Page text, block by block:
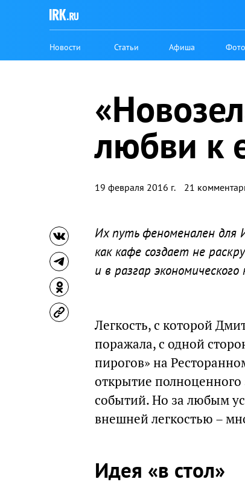
Новости Статьи Афиша Фото
любви к
19 февраля 2016 г. 21
Их путь феноменален для
как кафе создает не
и в разгар экономического
Легкость, с которой
поражала, с одной
пирогов» на
открытие
событий. Но за любым
внешней легкостью –
Идея «в стол»